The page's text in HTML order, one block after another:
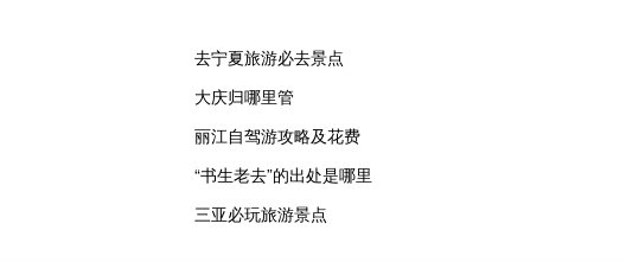
去宁夏旅游必去景点
大庆归哪里管
丽江自驾游攻略及花费
“书生老去”的出处是哪里
三亚必玩旅游景点